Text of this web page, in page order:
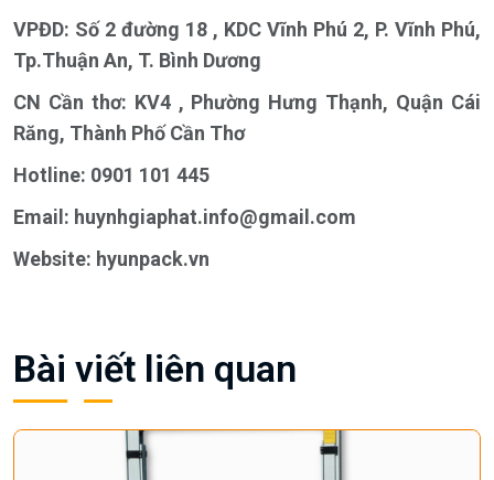
VPĐD: Số 2 đường 18 , KDC Vĩnh Phú 2, P. Vĩnh Phú,
Tp.Thuận An, T. Bình Dương
CN Cần thơ: KV4 , Phường Hưng Thạnh, Quận Cái
Răng, Thành Phố Cần Thơ
Hotline: 0901 101 445
Email: huynhgiaphat.info@gmail.com
Website: hyunpack.vn
Bài viết liên quan